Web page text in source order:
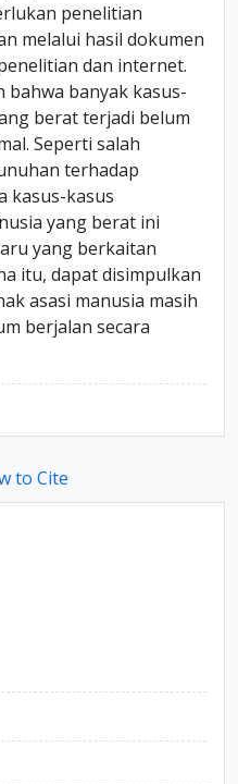
penelitian
melalui hasil dokumen
dan internet.
bahwa banyak kasus-
berat terjadi belum
Seperti salah
terhadap
kasus-kasus
yang berat ini
yang berkaitan
itu, dapat disimpulkan
asasi manusia masih
berjalan secara
to Cite